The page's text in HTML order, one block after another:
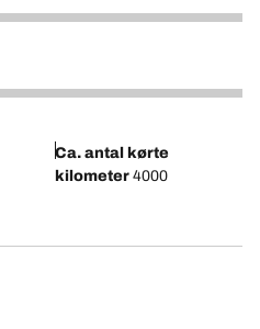
Ca. antal kørte
kilometer 4000